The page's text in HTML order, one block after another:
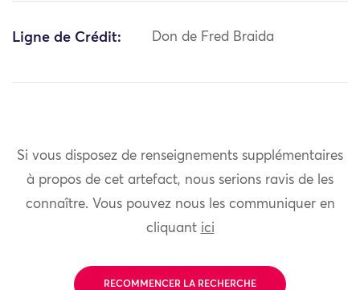
Ligne de Crédit: Don de Fred Braida
Si vous disposez de renseignements supplémentaires
à propos de cet artefact, nous serions ravis de les
connaître. Vous pouvez nous les communiquer en
cliquant ici
RECOMMENCER LA RECHERCHE